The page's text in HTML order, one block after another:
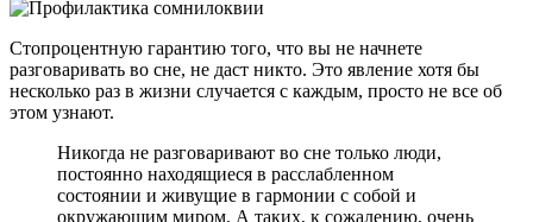
Стопроцентную гарантию того, что вы не начнете
разговаривать во сне, не даст никто. Это явление хотя бы
несколько раз в жизни случается с каждым, просто не все об
этом узнают.
Никогда не разговаривают во сне только люди,
постоянно находящиеся в расслабленном
состоянии и живущие в гармонии с собой и
окружающим миром. А таких, к сожалению, очень